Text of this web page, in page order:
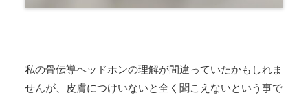
私の骨伝導ヘッドホンの理解が間違っていたかもしれま
せんが、皮膚につけいないと全く聞こえないという事で